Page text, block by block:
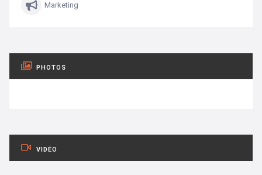
Marketing
PHOTOS
VIDÉO